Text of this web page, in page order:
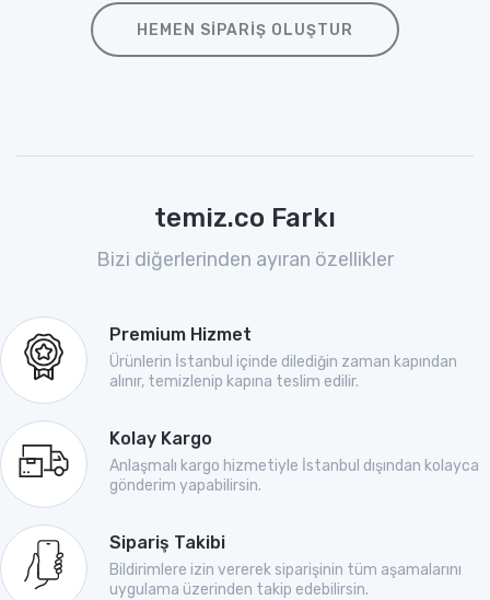
HEMEN SIPARIŞ OLUŞTUR
temiz.co Farkı
Bizi diğerlerinden ayıran özellikler
Premium Hizmet
Ürünlerin İstanbul içinde dilediğin zaman kapından
alınır, temizlenip kapına teslim edilir.
Kolay Kargo
Anlaşmalı kargo hizmetiyle İstanbul dışından kolayca
gönderim yapabilirsin.
Sipariş Takibi
Bildirimlere izin vererek siparişinin tüm aşamalarını
uygulama üzerinden takip edebilirsin.